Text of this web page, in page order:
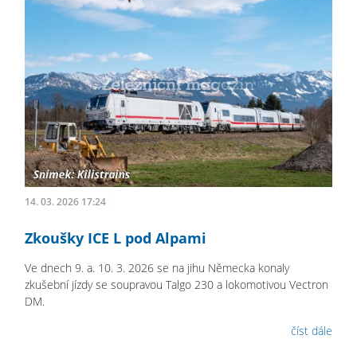
14. 03. 2026 17:24
Zkoušky ICE L pod Alpami
Ve dnech 9. a. 10. 3. 2026 se na jihu Německa konaly
zkušební jízdy se soupravou Talgo 230 a lokomotivou Vectron
DM.
číst dále